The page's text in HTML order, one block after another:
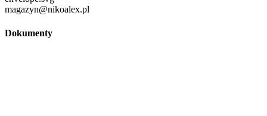
magazyn@nikoalex.pl
Dokumenty